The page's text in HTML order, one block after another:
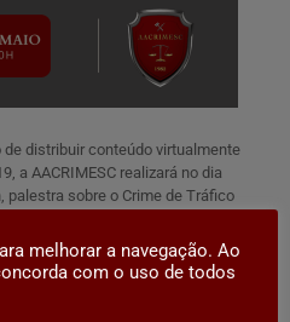
distribuir conteúdo virtualmente
a AACRIMESC realizará no dia
palestra sobre o Crime de Tráfico
Criminalista, o evento
melhorar a navegação. Ao
com o uso de todos